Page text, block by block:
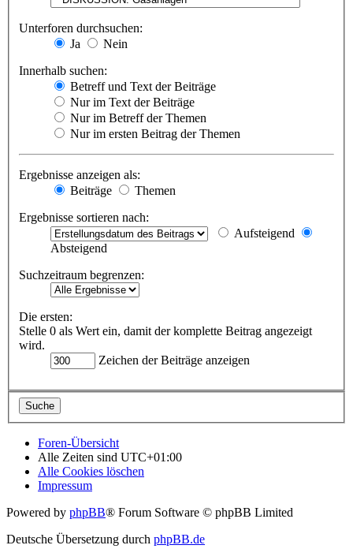
Unterforen durchsuchen:
Ja
Nein
Innerhalb suchen:
Betreff und Text der Beiträge
Nur im Text der Beiträge
Nur im Betreff der Themen
Nur im ersten Beitrag der Themen
Ergebnisse anzeigen als:
Beiträge
Themen
Ergebnisse sortieren nach:
Aufsteigend
Absteigend
Suchzeitraum begrenzen:
Die ersten:
Stelle 0 als Wert ein, damit der komplette Beitrag angezeigt
wird.
Zeichen der Beiträge anzeigen
Foren-Übersicht
Alle Zeiten sind UTC+01:00
Alle Cookies löschen
Impressum
Powered by phpBB® Forum Software © phpBB Limited
Deutsche Übersetzung durch phpBB.de